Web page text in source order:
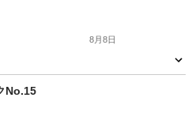
8月8日
No.15